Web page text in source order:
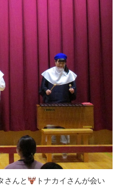
さんと
トナカイさんが会い